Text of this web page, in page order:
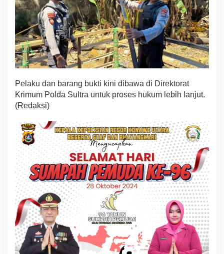
Pelaku dan barang bukti kini dibawa di Direktorat
Krimum Polda Sultra untuk proses hukum lebih lanjut.
(Redaksi)